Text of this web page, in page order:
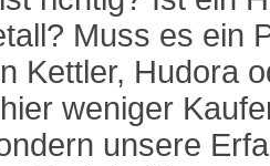
Muss es ein
Kettler, Hudora
weniger
unsere